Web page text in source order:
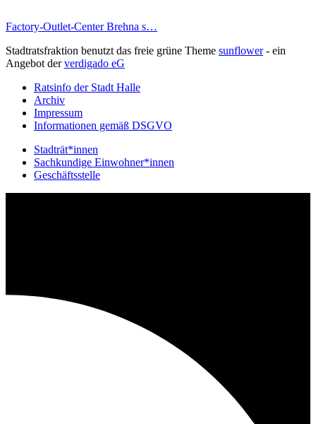
Factory-Outlet-Center Brehna s…
Stadtratsfraktion benutzt das freie grüne Theme sunflower‐ ein
Angebot derverdigado eG
Ratsinfo der Stadt Halle
Archiv
Impressum
Informationen gemäß DSGVO
Stadträt*innen
Sachkundige Einwohner*innen
Geschäftsstelle